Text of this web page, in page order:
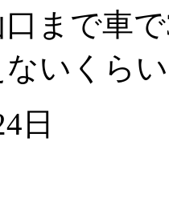
まで車
ないくら
日